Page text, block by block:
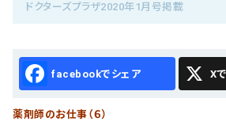
お問い合わせ
ドクターズプラザ2020年1月号掲載
Facebook X
薬剤師のお仕事（６）